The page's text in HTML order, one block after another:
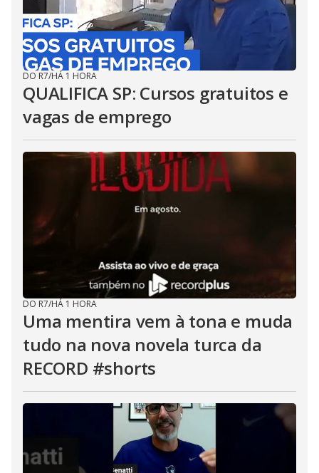
DO R7/HÁ 1 HORA
QUALIFICA SP: Cursos gratuitos e
vagas de emprego
DO R7/HÁ 1 HORA
Uma mentira vem à tona e muda
tudo na nova novela turca da
RECORD #shorts